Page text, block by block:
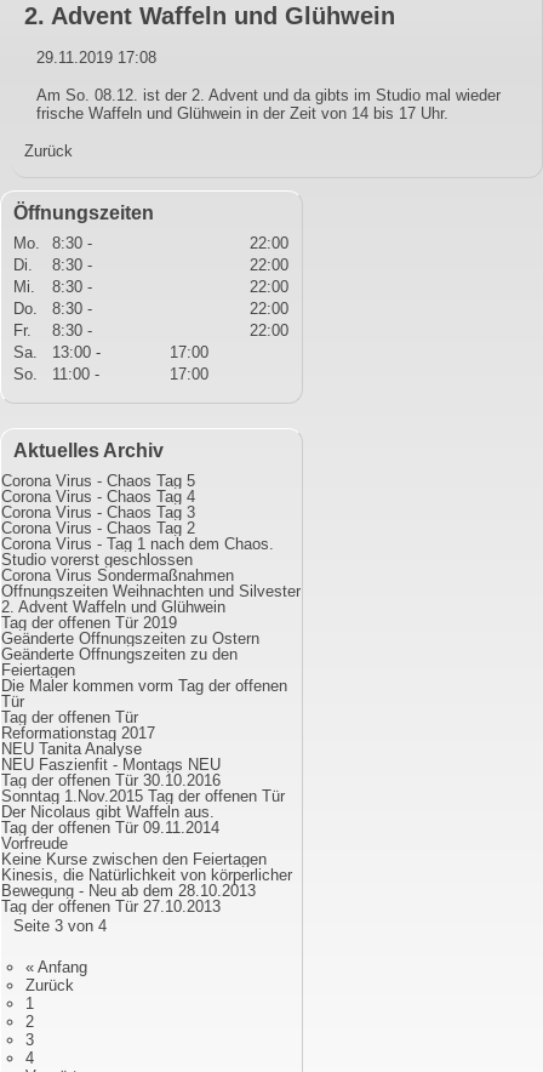
2. Advent Waffeln und Glühwein
29.11.2019 17:08
Am So. 08.12. ist der 2. Advent und da gibts im Studio mal wieder
frische Waffeln und Glühwein in der Zeit von 14 bis 17 Uhr.
Zurück
Öffnungszeiten
Mo. 8:30 -
22:00
Di.
8:30 -
22:00
Mi.
8:30 -
22:00
Do.
8:30 -
22:00
Fr.
8:30 -
22:00
Sa.
13:00 -
17:00
So.
11:00 - 17:00
Aktuelles Archiv
Corona Virus - Chaos Tag 5
Corona Virus - Chaos Tag 4
Corona Virus - Chaos Tag 3
Corona Virus - Chaos Tag 2
Corona Virus - Tag 1 nach dem Chaos.
Studio vorerst geschlossen
Corona Virus Sondermaßnahmen
Öffnungszeiten Weihnachten und Silvester
2. Advent Waffeln und Glühwein
Tag der offenen Tür 2019
Geänderte Öffnungszeiten zu Ostern
Geänderte Öffnungszeiten zu den
Feiertagen
Die Maler kommen vorm Tag der offenen
Tür
Tag der offenen Tür
Reformationstag 2017
NEU Tanita Analyse
NEU Faszienfit - Montags NEU
Tag der offenen Tür 30.10.2016
Sonntag 1.Nov.2015 Tag der offenen Tür
Der Nicolaus gibt Waffeln aus.
Tag der offenen Tür 09.11.2014
Vorfreude
Keine Kurse zwischen den Feiertagen
Kinesis, die Natürlichkeit von körperlicher
Bewegung - Neu ab dem 28.10.2013
Tag der offenen Tür 27.10.2013
Seite 3 von 4
« Anfang
Zurück
1
2
3
4